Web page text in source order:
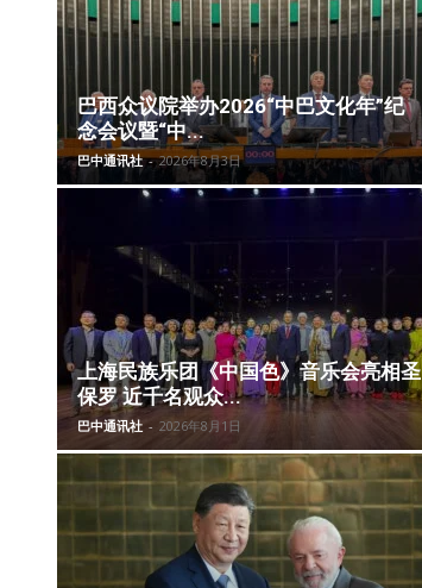
巴西众议院举办2026“中巴文化年”纪
念会议暨“中...
巴中通讯社 - 2026年8月3日
上海民族乐团《中国色》音乐会亮相圣
保罗 近千名观众...
巴中通讯社 - 2026年8月1日